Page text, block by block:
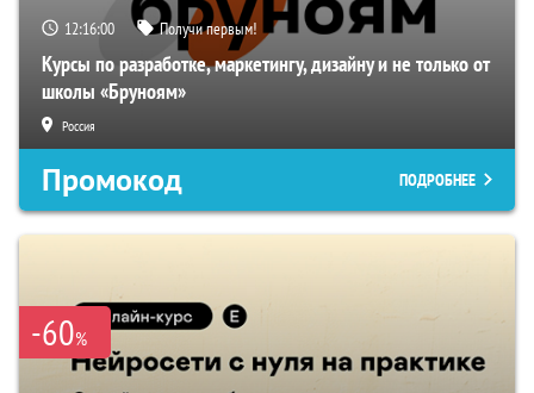
12:15:59 Получи первым!
Курсы по разработке, маркетингу, дизайну и не только от
школы «Бруноям»
Россия
Промокод ПОДРОБНЕЕ
-60%